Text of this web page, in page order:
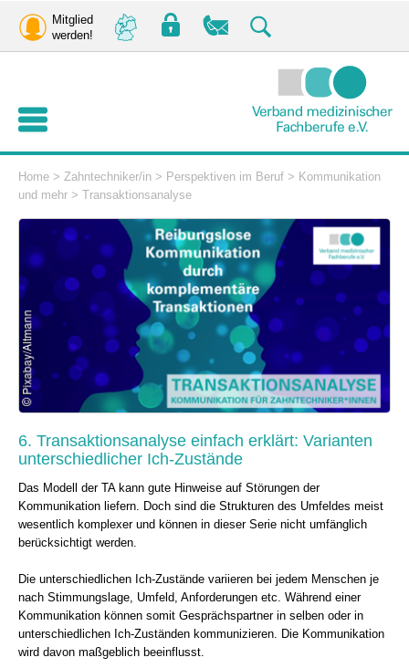
Mitglied
werden!
Home > Zahntechniker/in > Perspektiven im Beruf > Kommunikation
und mehr > Transaktionsanalyse
6. Transaktionsanalyse einfach erklärt: Varianten
unterschiedlicher Ich-Zustände
Das Modell der TA kann gute Hinweise auf Störungen der
Kommunikation liefern. Doch sind die Strukturen des Umfeldes meist
wesentlich komplexer und können in dieser Serie nicht umfänglich
berücksichtigt werden.
Die unterschiedlichen Ich-Zustände variieren bei jedem Menschen je
nach Stimmungslage, Umfeld, Anforderungen etc. Während einer
Kommunikation können somit Gesprächspartner in selben oder in
unterschiedlichen Ich-Zuständen kommunizieren. Die Kommunikation
wird davon maßgeblich beeinflusst.